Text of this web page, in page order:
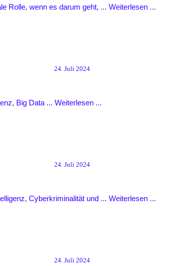
Rolle, wenn es darum geht, ... Weiterlesen ...
24. Juli 2024
Big Data ... Weiterlesen ...
24. Juli 2024
Cyberkriminalität und ... Weiterlesen ...
24. Juli 2024